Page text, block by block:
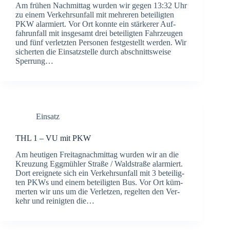
Am frü­hen Nach­mit­tag wur­den wir gegen 13:32 Uhr
zu einem Ver­kehrs­un­fall mit meh­re­ren betei­lig­ten
PKW alar­miert. Vor Ort konn­te ein stär­ke­rer Auf­
fahr­un­fall mit ins­ge­samt drei betei­lig­ten Fahr­zeu­gen
und fünf ver­letz­ten Per­so­nen fest­ge­stellt wer­den. Wir
sicher­ten die Ein­satz­stel­le durch abschnitts­wei­se
Sper­rung…
Einsatz
THL 1 – VU mit PKW
Am heu­ti­gen Frei­tag­nach­mit­tag wur­den wir an die
Kreu­zung Egg­müh­ler Stra­ße / Wald­stra­ße alar­miert.
Dort ereig­ne­te sich ein Ver­kehrs­un­fall mit 3 betei­lig­
ten PKWs und einem betei­lig­ten Bus. Vor Ort küm­
mer­ten wir uns um die Ver­let­zen, regel­ten den Ver­
kehr und rei­nig­ten die…